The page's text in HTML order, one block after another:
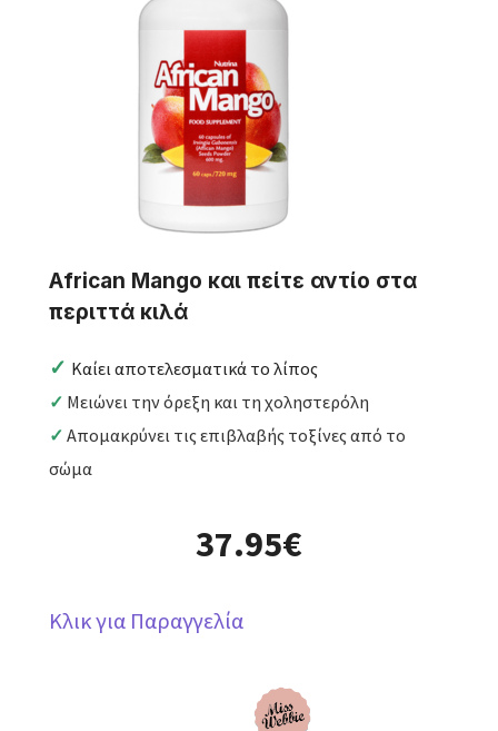
African Mango και πείτε αντίο στα
περιττά κιλά
✓ Kαίει αποτελεσματικά το λίπος
✓ Mειώνει την όρεξη και τη χοληστερόλη
✓ Aπομακρύνει τις επιβλαβής τοξίνες από το
σώμα
37.95€
Κλικ για Παραγγελία